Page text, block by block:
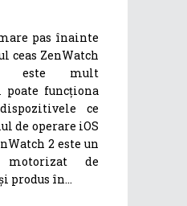
pas înainte
ceas ZenWatch
este mult
funcționa
ce
de operare iOS
2 este un
de
produs în